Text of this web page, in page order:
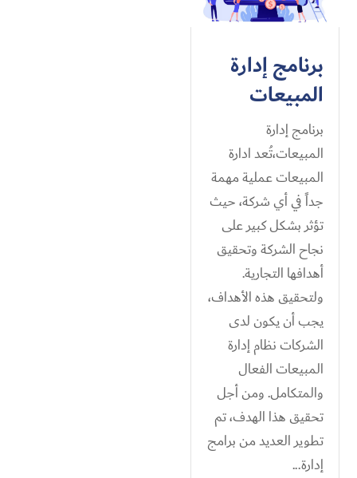
برنامج إدارة
المبيعات
برنامج إدارة
المبيعات،تُعد ادارة
المبيعات عملية مهمة
جداً في أي شركة، حيث
تؤثر بشكل كبير على
نجاح الشركة وتحقيق
أهدافها التجارية.
ولتحقيق هذه الأهداف،
يجب أن يكون لدى
الشركات نظام إدارة
المبيعات الفعال
والمتكامل. ومن أجل
تحقيق هذا الهدف، تم
تطوير العديد من برامج
إدارة...